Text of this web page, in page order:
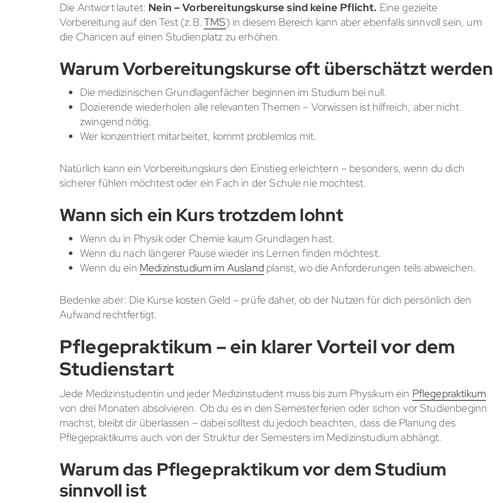
Die Antwort lautet: Nein – Vorbereitungskurse sind keine Pflicht. Eine gezielte
Vorbereitung auf den Test (z.B.TMS) in diesem Bereich kann aber ebenfalls sinnvoll sein, um
die Chancen auf einen Studienplatz zu erhöhen.
Warum Vorbereitungskurse oft überschätzt werden
Die medizinischen Grundlagenfächer beginnen im Studium bei null.
Dozierende wiederholen alle relevanten Themen – Vorwissen ist hilfreich, aber nicht
zwingend nötig.
Wer konzentriert mitarbeitet, kommt problemlos mit.
Natürlich kann ein Vorbereitungskurs den Einstieg erleichtern – besonders, wenn du dich
sicherer fühlen möchtest oder ein Fach in der Schule nie mochtest.
Wann sich ein Kurs trotzdem lohnt
Wenn du in Physik oder Chemie kaum Grundlagen hast.
Wenn du nach längerer Pause wieder ins Lernen finden möchtest.
Wenn du ein Medizinstudium im Ausland planst, wo die Anforderungen teils abweichen.
Bedenke aber: Die Kurse kosten Geld – prüfe daher, ob der Nutzen für dich persönlich den
Aufwand rechtfertigt.
Pflegepraktikum – ein klarer Vorteil vor dem
Studienstart
Jede Medizinstudentin und jeder Medizinstudent muss bis zum Physikum ein Pflegepraktikum
von drei Monaten absolvieren. Ob du es in den Semesterferien oder schon vor Studienbeginn
machst, bleibt dir überlassen – dabei solltest du jedoch beachten, dass die Planung des
Pflegepraktikums auch von der Struktur der Semesters im Medizinstudium abhängt.
Warum das Pflegepraktikum vor dem Studium
sinnvoll ist